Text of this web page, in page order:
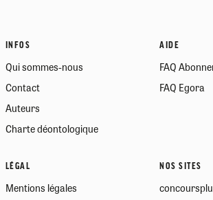
INFOS
Qui sommes-nous
Contact
Auteurs
Charte déontologique
AIDE
FAQ
FAQ Egora
LÉGAL
Mentions légales
NOS SITES